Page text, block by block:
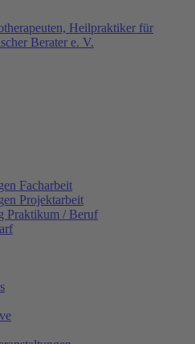
Facharbeit
Projektarbeit
Praktikum / Beruf